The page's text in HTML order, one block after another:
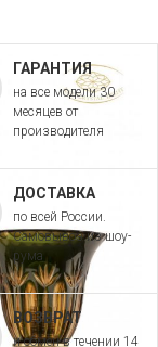
ГАРАНТИЯ
на все модели 30
месяцев от
производителя
ДОСТАВКА
по всей России.
Самовывоз из шоу-
рума
ВОЗВРАТ
и обмен в течении 14